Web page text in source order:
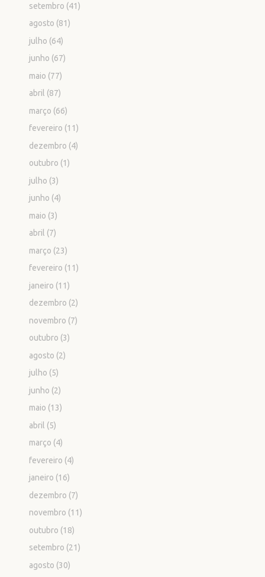
setembro (41)
agosto (81)
julho (64)
junho (67)
maio (77)
abril (87)
março (66)
fevereiro (11)
dezembro (4)
outubro (1)
julho (3)
junho (4)
maio (3)
abril (7)
março (23)
fevereiro (11)
janeiro (11)
dezembro (2)
novembro (7)
outubro (3)
agosto (2)
julho (5)
junho (2)
maio (13)
abril (5)
março (4)
fevereiro (4)
janeiro (16)
dezembro (7)
novembro (11)
outubro (18)
setembro (21)
agosto (30)